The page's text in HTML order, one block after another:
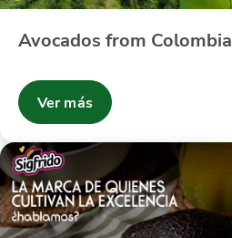
Avocados from Colombia
Ver más